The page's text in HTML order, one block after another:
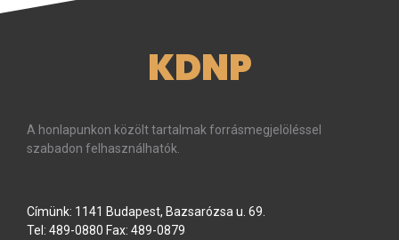
KDNP
A honlapunkon közölt tartalmak forrásmegjelöléssel
szabadon felhasználhatók.
Címünk: 1141 Budapest, Bazsarózsa u. 69.
Tel: 489-0880 Fax: 489-0879